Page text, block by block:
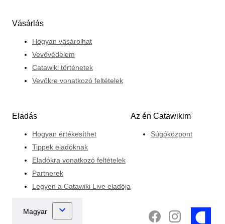
Vásárlás
Hogyan vásárolhat
Vevővédelem
Catawiki történetek
Vevőkre vonatkozó feltételek
Eladás
Hogyan értékesíthet
Tippek eladóknak
Eladókra vonatkozó feltételek
Partnerek
Legyen a Catawiki Live eladója
Az én Catawikim
Súgóközpont